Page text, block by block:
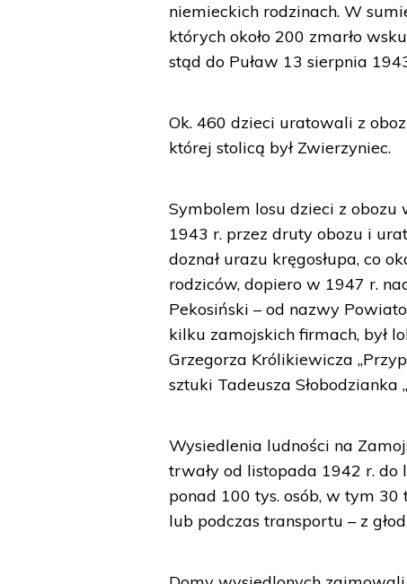
niemieckich rodzinach. W
których około 200 zmarło
stąd do Puław 13 sierpnia
Ok. 460 dzieci uratowali z
której stolicą był Zwierzyniec.
Symbolem losu dzieci z obozu
1943 r. przez druty obozu i
doznał urazu kręgosłupa, co
rodziców, dopiero w 1947 r.
Pekosiński – od nazwy
kilku zamojskich firmach, był
Grzegorza Królikiewicza
sztuki Tadeusza Słobodzianka
Wysiedlenia ludności na
trwały od listopada 1942 r.
ponad 100 tys. osób, w tym 30
lub podczas transportu – z